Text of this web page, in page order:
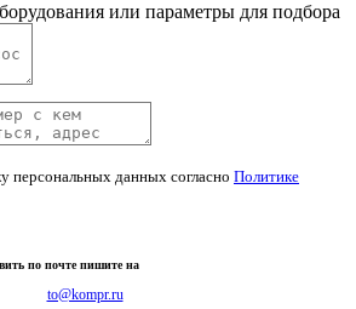
или параметры для подбора
персональных данных согласно Политике
по почте пишите на
to@kompr.ru